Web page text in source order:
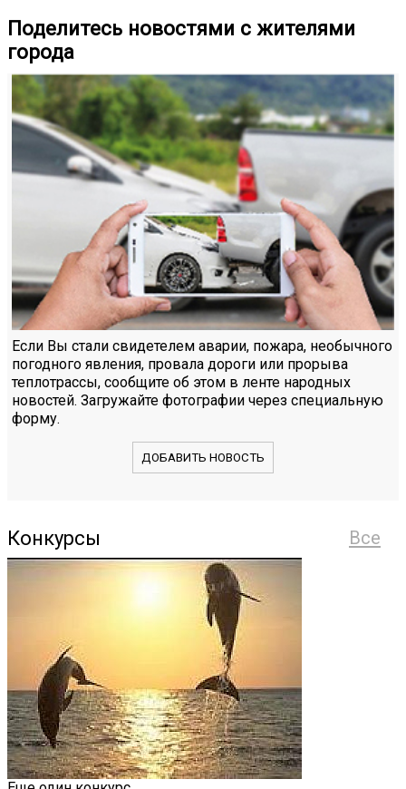
Поделитесь новостями с жителями
города
Если Вы стали свидетелем аварии, пожара, необычного
погодного явления, провала дороги или прорыва
теплотрассы, сообщите об этом в ленте народных
новостей. Загружайте фотографии через специальную
форму.
ДОБАВИТЬ НОВОСТЬ
Все
Конкурсы